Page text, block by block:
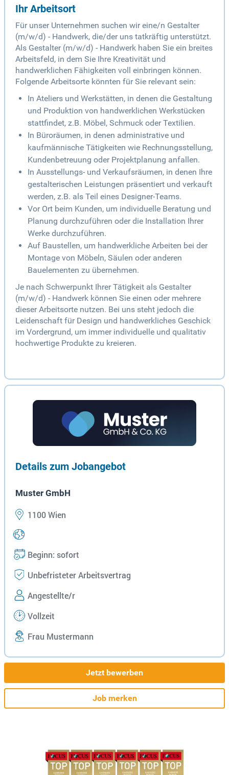
Ihr Arbeitsort
Für unser Unternehmen suchen wir eine/n Gestalter
(m/w/d) - Handwerk, die/der uns tatkräftig unterstützt.
Als Gestalter (m/w/d) - Handwerk haben Sie ein breites
Arbeitsfeld, in dem Sie Ihre Kreativität und
handwerklichen Fähigkeiten voll einbringen können.
Folgende Arbeitsorte könnten für Sie relevant sein:
In Ateliers und Werkstätten, in denen die Gestaltung
und Produktion von handwerklichen Werkstücken
stattfindet, z.B. Möbel, Schmuck oder Textilien.
In Büroräumen, in denen administrative und
kaufmännische Tätigkeiten wie Rechnungsstellung,
Kundenbetreuung oder Projektplanung anfallen.
In Ausstellungs- und Verkaufsräumen, in denen Ihre
gestalterischen Leistungen präsentiert und verkauft
werden, z.B. als Teil eines Designer-Teams.
Vor Ort beim Kunden, um individuelle Beratung und
Planung durchzuführen oder die Installation Ihrer
Werke durchzuführen.
Auf Baustellen, um handwerkliche Arbeiten bei der
Montage von Möbeln, Säulen oder anderen
Bauelementen zu übernehmen.
Je nach Schwerpunkt Ihrer Tätigkeit als Gestalter
(m/w/d) - Handwerk können Sie einen oder mehrere
dieser Arbeitsorte nutzen. Bei uns steht jedoch die
Leidenschaft für Design und handwerkliches Geschick
im Vordergrund, um immer individuelle und qualitativ
hochwertige Produkte zu kreieren.
Details zum Jobangebot
Muster GmbH
1100 Wien
Beginn: sofort
Unbefristeter Arbeitsvertrag
Angestellte/r
Vollzeit
Frau Mustermann
Jetzt bewerben
Job merken